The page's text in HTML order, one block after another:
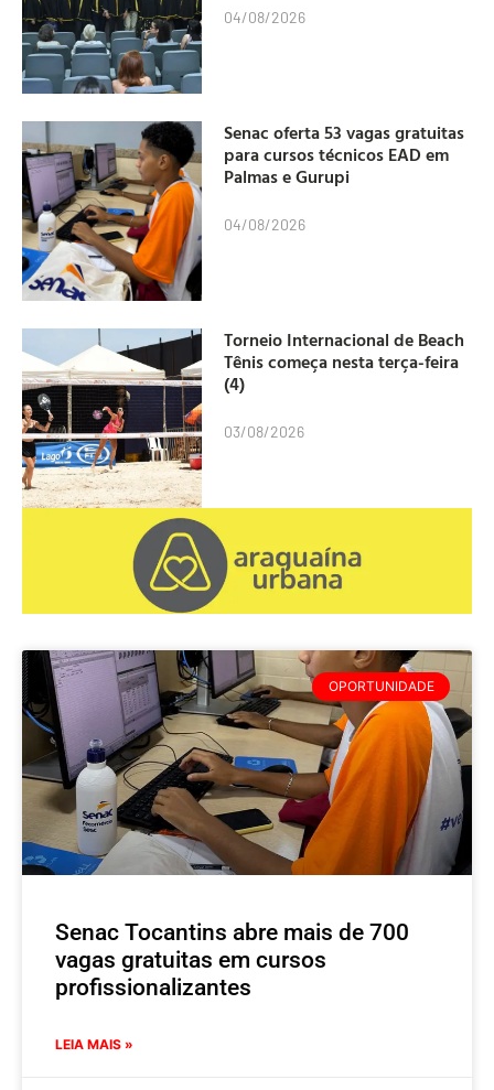
04/08/2026
Senac oferta 53 vagas gratuitas
para cursos técnicos EAD em
Palmas e Gurupi
04/08/2026
Torneio Internacional de Beach
Tênis começa nesta terça-feira
(4)
03/08/2026
OPORTUNIDADE
Senac Tocantins abre mais de 700
vagas gratuitas em cursos
profissionalizantes
LEIA MAIS »